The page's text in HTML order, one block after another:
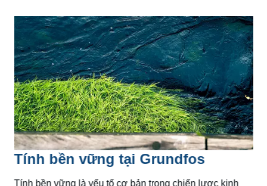
Tính bền vững tại Grundfos
Tính bền vững là yếu tố cơ bản trong chiến lược kinh